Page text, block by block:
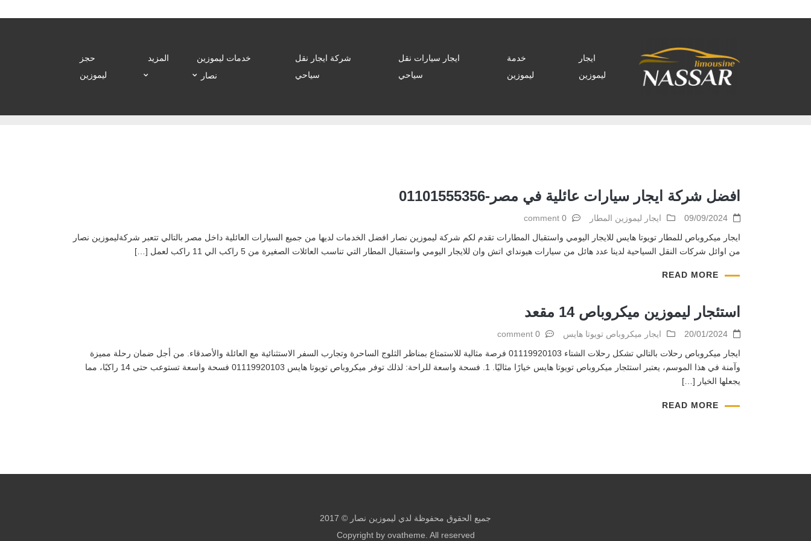
ايجار
ليموزين
خدمة
ليموزين
ايجار سيارات نقل
سياحي
شركة ايجار نقل
سياحي
خدمات ليموزين
نصار
المزيد
حجز
ليموزين
افضل شركة ايجار سيارات عائلية في مصر-01101555356
09/09/2024 ايجار ليموزين المطار
0 comment
ايجار ميكروباص للمطار تويوتا هايس للايجار اليومي واستقبال المطارات تقدم لكم شركة ليموزين نصار افضل الخدمات لديها من جميع السيارات العائلية داخل مصر بالتالي تتعبر شركةليموزين نصار
من اوائل شركات النقل السياحية لدينا عدد هائل من سيارات هيونداي اتش وان للايجار اليومي واستقبال المطار التي تناسب العائلات الصغيرة من 5 راكب الي 11 راكب لعمل […]
READ MORE
استئجار ليموزين ميكروباص 14 مقعد
20/01/2024 ايجار ميكروباص تويوتا هايس
0 comment
ايجار ميكروباص رحلات بالتالي تشكل رحلات الشتاء 01119920103 فرصة مثالية للاستمتاع بمناظر الثلوج الساحرة وتجارب السفر الاستثنائية مع العائلة والأصدقاء. من أجل ضمان رحلة مميزة
وآمنة في هذا الموسم، يعتبر استئجار ميكروباص تويوتا هايس خيارًا مثاليًا. 1. فسحة واسعة للراحة: لذلك توفر ميكروباص تويوتا هايس 01119920103 فسحة واسعة تستوعب حتى 14 راكبًا، مما
يجعلها الخيار […]
READ MORE
جميع الحقوق محفوظة لدي ليموزين نصار © 2017
Copyright by ovatheme. All reserved